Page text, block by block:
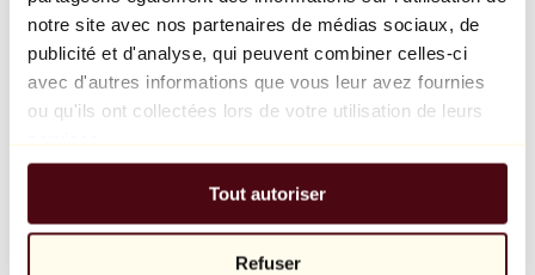
notre site avec nos partenaires de médias sociaux, de
publicité et d'analyse, qui peuvent combiner celles-ci
avec d'autres informations que vous leur avez fournies
ou qu'ils ont collectées lors de votre utilisation de leurs
Tout autoriser
Refuser
Balloon Dog (Orange)
Jeff Koons
10 000 €
Parcourir
Tous les sculpteurs
Tous les photographes